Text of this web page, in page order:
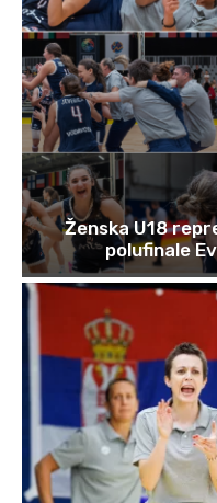
Ženska U18
polufinale